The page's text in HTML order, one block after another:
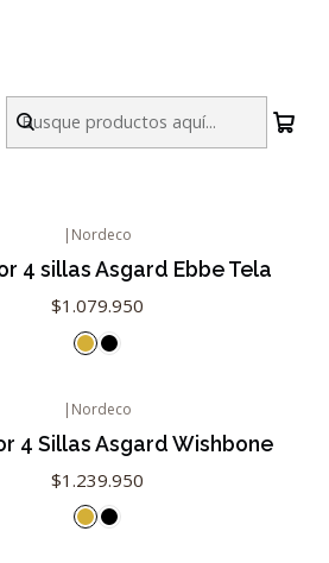
| Nordeco
4 sillas Asgard Ebbe Tela
$1.079.950
| Nordeco
4 Sillas Asgard Wishbone
$1.239.950